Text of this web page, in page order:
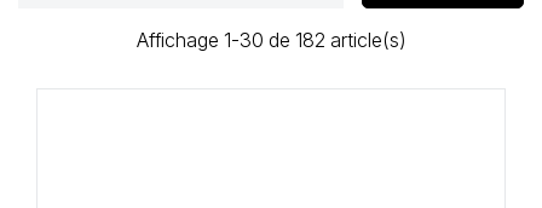
Affichage 1-30 de 182 article(s)